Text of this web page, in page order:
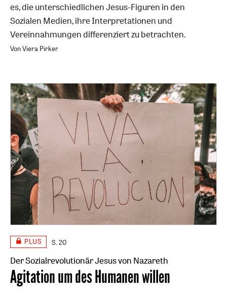
es, die unterschiedlichen Jesus-Figuren in den
Sozialen Medien, ihre Interpretationen und
Vereinnahmungen differenziert zu betrachten.
Von Viera Pirker
PLUS S. 20
Der Sozialrevolutionär Jesus von Nazareth
:
Agitation um des Humanen willen